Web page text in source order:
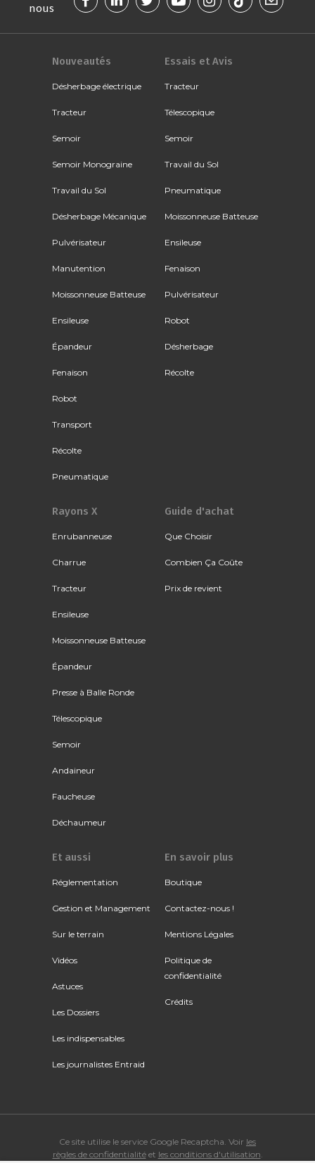
nous
Nouveautés
Désherbage électrique
Tracteur
Semoir
Semoir Monograine
Travail du Sol
Désherbage Mécanique
Pulvérisateur
Manutention
Moissonneuse Batteuse
Ensileuse
Épandeur
Fenaison
Robot
Transport
Récolte
Pneumatique
Essais et Avis
Tracteur
Télescopique
Semoir
Travail du Sol
Pneumatique
Moissonneuse Batteuse
Ensileuse
Fenaison
Pulvérisateur
Robot
Désherbage
Récolte
Rayons X
Enrubanneuse
Charrue
Tracteur
Ensileuse
Moissonneuse Batteuse
Épandeur
Presse à Balle Ronde
Télescopique
Semoir
Andaineur
Faucheuse
Déchaumeur
Guide d'achat
Que Choisir
Combien Ça Coûte
Prix de revient
Et aussi
Réglementation
Gestion et Management
Sur le terrain
Vidéos
Astuces
Les Dossiers
Les indispensables
Les journalistes Entraid
En savoir plus
Boutique
Contactez-nous !
Mentions Légales
Politique de
confidentialité
Crédits
Ce site utilise le service Google Recaptcha. Voir les
règles de confidentialitéet les conditions d'utilisation